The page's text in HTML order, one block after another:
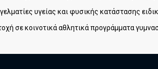
υγείας και φυσικής κατάστασης
σε κοινοτικά αθλητικά προγράμματα